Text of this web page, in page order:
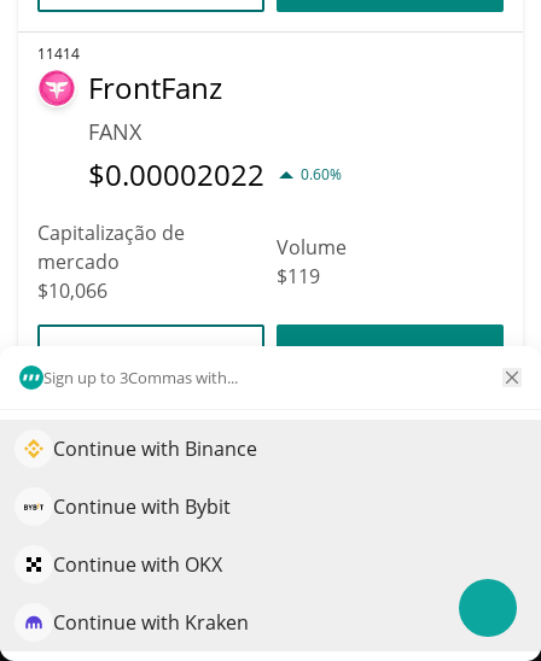
Sign up to 3Commas with...
Continue with Binance
Continue with Bybit
Continue with OKX
Continue with Kraken
11414
FrontFanz
FANX
$0.00002022 0.60%
Capitalização de
mercado
$10,066
Volume
$119
Trade
Circle Internet Group
(Dinari Tokenized
$65.04 5.50%
Impulsione o crescimento do seu portfólio com IA
QuantPilot é uma plataforma completa de estratégias onde
estratégias e conduzem pesquisas de mercado
Experimente grátis